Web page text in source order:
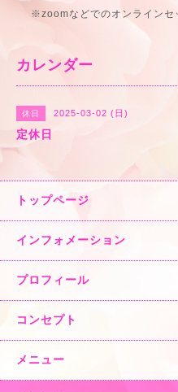
※zoomなどでのオンラインセ
カレンダー
休日 2025-03-02 (日)
定休日
トップページ
インフォメーション
プロフィール
コンセプト
メニュー